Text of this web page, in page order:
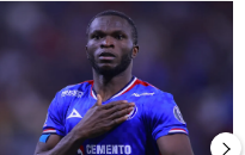
"Cruz Azul 2-3 Atlante:
artículo de tendencia con